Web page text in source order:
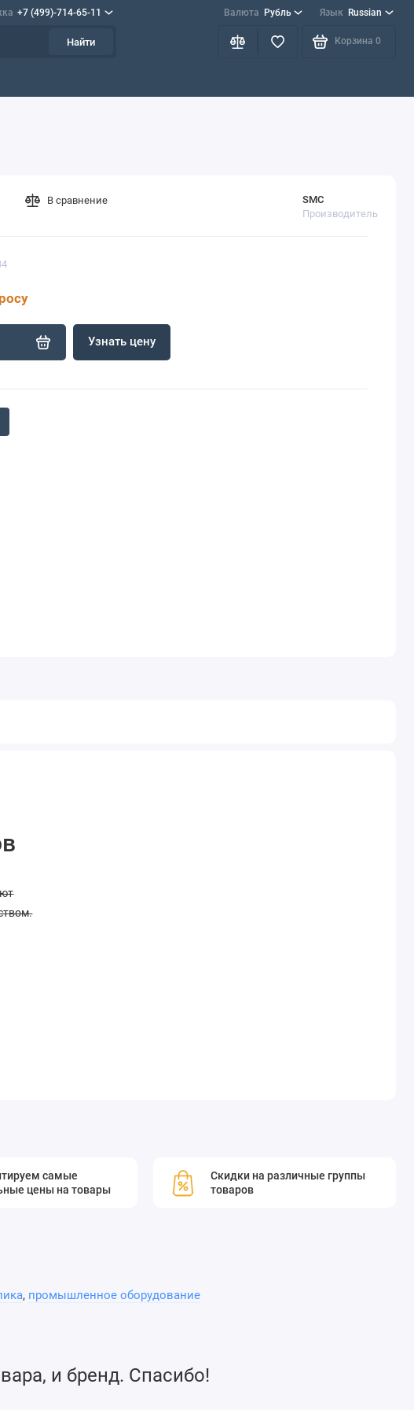
+7 (499)-714-65-11 Валюта Рубль Язык Russian
Найти Корзина 0
SMC
Производитель
Узнать цену
В сравнение
самые
цены на товары
Скидки на различные группы
товаров
, промышленное оборудование
и бренд. Спасибо!